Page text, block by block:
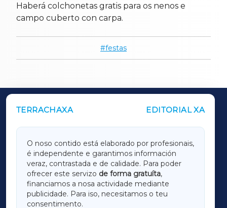
Haberá colchonetas gratis para os nenos e
campo cuberto con carpa.
festas
TERRACHAXA EDITORIAL XA
O noso contido está elaborado por profesionais,
é independente e garantimos información
veraz, contrastada e de calidade. Para poder
ofrecer este servizo de forma gratuíta,
financiamos a nosa actividade mediante
publicidade. Para iso, necesitamos o teu
consentimento.
OUTROS PERIÓDICOS
LUGOXA
TERRACHAXA